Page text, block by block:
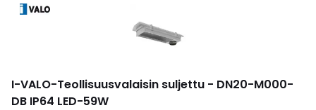
I-VALO-Teollisuusvalaisin suljettu - DN20-M000-
DB IP64 LED-59W